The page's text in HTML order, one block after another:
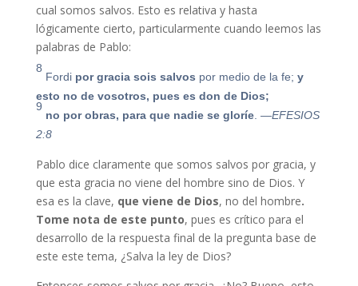
cual somos salvos. Esto es relativa y hasta
lógicamente cierto, particularmente cuando leemos las
palabras de Pablo:
8
Fordi por gracia sois salvos por medio de la fe; y
esto no de vosotros, pues es don de Dios;
9
no por obras, para que nadie se gloríe. —EFESIOS
2:8
Pablo dice claramente que somos salvos por gracia, y
que esta gracia no viene del hombre sino de Dios. Y
esa es la clave, que viene de Dios, no del hombre.
Tome nota de este punto, pues es crítico para el
desarrollo de la respuesta final de la pregunta base de
este este tema, ¿Salva la ley de Dios?